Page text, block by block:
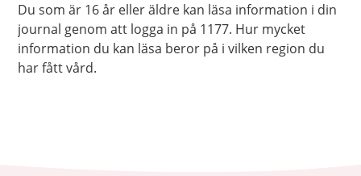
Du som är 16 år eller äldre kan läsa information i din
journal genom att logga in på 1177. Hur mycket
information du kan läsa beror på i vilken region du
har fått vård.